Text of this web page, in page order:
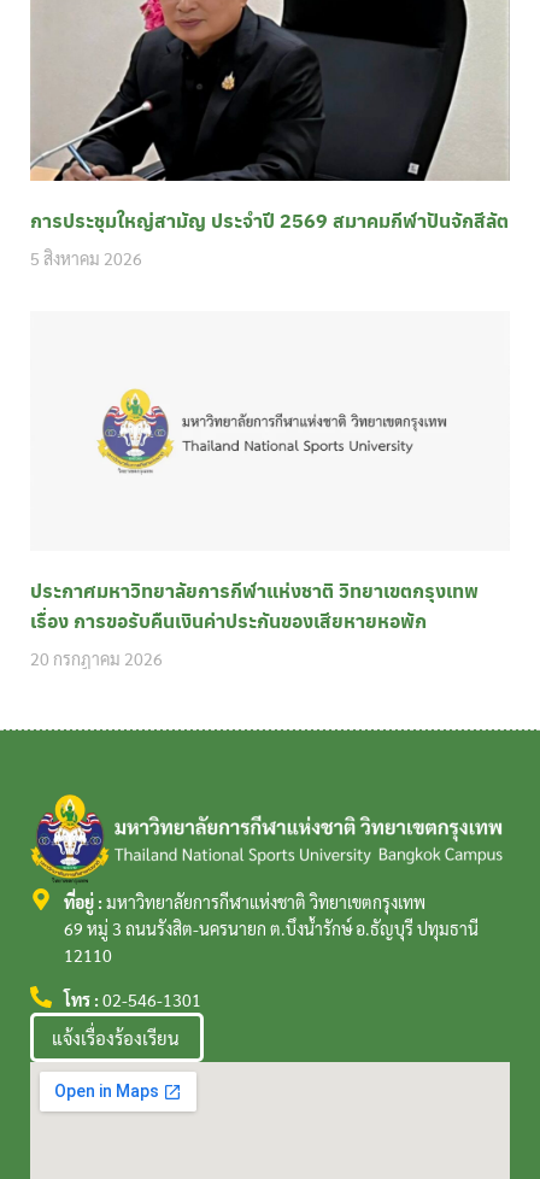
การประชุมใหญ่สามัญ ประจำปี 2569 สมาคมกีฬาปันจักสีลัต
5 สิงหาคม 2026
ประกาศมหาวิทยาลัยการกีฬาแห่งชาติ วิทยาเขตกรุงเทพ
เรื่อง การขอรับคืนเงินค่าประกันของเสียหายหอพัก
20 กรกฎาคม 2026
ที่อยู่ : มหาวิทยาลัยการกีฬาแห่งชาติ วิทยาเขตกรุงเทพ
69 หมู่ 3 ถนนรังสิต-นครนายก ต.บึงน้ำรักษ์ อ.ธัญบุรี ปทุมธานี
12110
โทร : 02-546-1301
แจ้งเรื่องร้องเรียน